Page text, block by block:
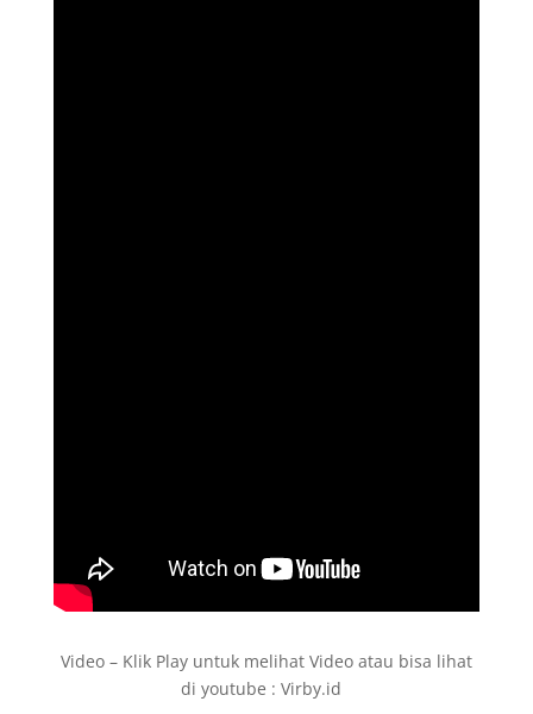
Video – Klik Play untuk melihat Video atau bisa lihat
di youtube : Virby.id